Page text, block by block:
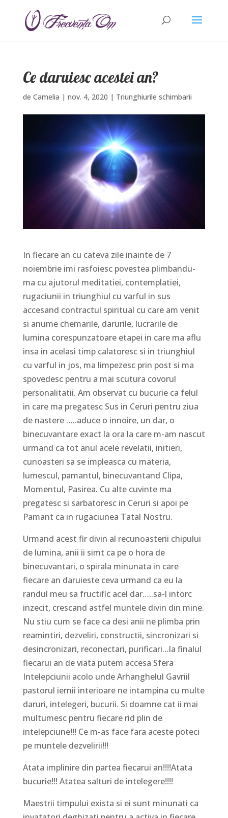
Ce daruiesc acestei an?
de Camelia | nov. 4, 2020 | Triunghiurile schimbarii
In fiecare an cu cateva zile inainte de 7
noiembrie imi rasfoiesc povestea plimbandu-
ma cu ajutorul meditatiei, contemplatiei,
rugaciunii in triunghiul cu varful in sus
accesand contractul spiritual cu care am venit
si anume chemarile, darurile, lucrarile de
lumina corespunzatoare etapei in care ma aflu
insa in acelasi timp calatoresc si in triunghiul
cu varful in jos, ma limpezesc prin post si ma
spovedesc pentru a mai scutura covorul
personalitatii. Am observat cu bucurie ca felul
in care ma pregatesc Sus in Ceruri pentru ziua
de nastere …..aduce o innoire, un dar, o
binecuvantare exact la ora la care m-am nascut
urmand ca tot anul acele revelatii, initieri,
cunoasteri sa se impleasca cu materia,
lumescul, pamantul, binecuvantand Clipa,
Momentul, Pasirea. Cu alte cuvinte ma
pregatesc si sarbatoresc in Ceruri si apoi pe
Pamant ca in rugaciunea Tatal Nostru.
Urmand acest fir divin al recunoasterii chipului
de lumina, anii ii simt ca pe o hora de
binecuvantari, o spirala minunata in care
fiecare an daruieste ceva urmand ca eu la
randul meu sa fructific acel dar…..sa-l intorc
inzecit, crescand astfel muntele divin din mine.
Nu stiu cum se face ca desi anii ne plimba prin
reamintiri, dezveliri, constructii, sincronizari si
desincronizari, reconectari, purificari…la finalul
fiecarui an de viata putem accesa Sfera
Intelepciunii acolo unde Arhanghelul Gavriil
pastorul iernii interioare ne intampina cu multe
daruri, intelegeri, bucurii. Si doamne cat ii mai
multumesc pentru fiecare rid plin de
intelepciune!!! Ce m-as face fara aceste poteci
pe muntele dezvelirii!!!
Atata implinire din partea fiecarui an!!!!Atata
bucurie!!! Atatea salturi de intelegere!!!!
Maestrii timpului exista si ei sunt minunati ca